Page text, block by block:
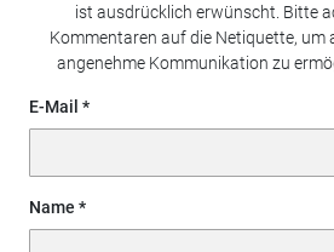
ist ausdrücklich erwünscht. Bitte
Kommentaren auf die Netiquette, um
angenehme Kommunikation zu
E-Mail
Name